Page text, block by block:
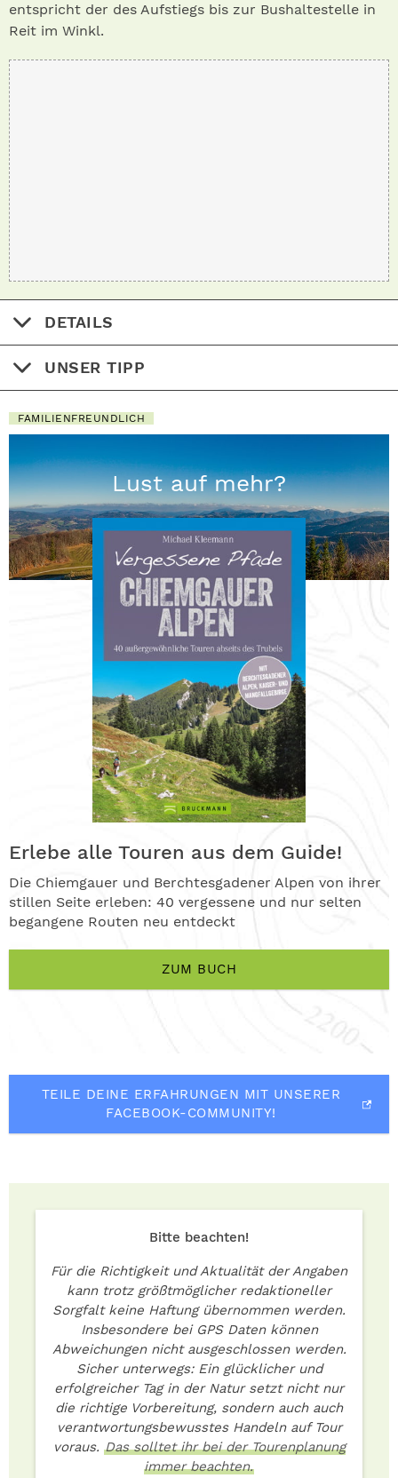
entspricht der des Aufstiegs bis zur Bushaltestelle in
Reit im Winkl.
DETAILS
UNSER TIPP
FAMILIENFREUNDLICH
Lust auf mehr?
Erlebe alle Touren aus dem Guide!
Die Chiemgauer und Berchtesgadener Alpen von ihrer
stillen Seite erleben: 40 vergessene und nur selten
begangene Routen neu entdeckt
ZUM BUCH
TEILE DEINE ERFAHRUNGEN MIT UNSERER
FACEBOOK-COMMUNITY!
Bitte beachten!
Für die Richtigkeit und Aktualität der Angaben
kann trotz größtmöglicher redaktioneller
Sorgfalt keine Haftung übernommen werden.
Insbesondere bei GPS Daten können
Abweichungen nicht ausgeschlossen werden.
Sicher unterwegs: Ein glücklicher und
erfolgreicher Tag in der Natur setzt nicht nur
die richtige Vorbereitung, sondern auch auch
verantwortungsbewusstes Handeln auf Tour
voraus. Das solltet ihr bei der Tourenplanung
immer beachten.